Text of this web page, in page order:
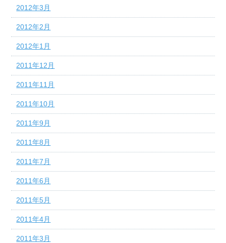
2012年3月
2012年2月
2012年1月
2011年12月
2011年11月
2011年10月
2011年9月
2011年8月
2011年7月
2011年6月
2011年5月
2011年4月
2011年3月